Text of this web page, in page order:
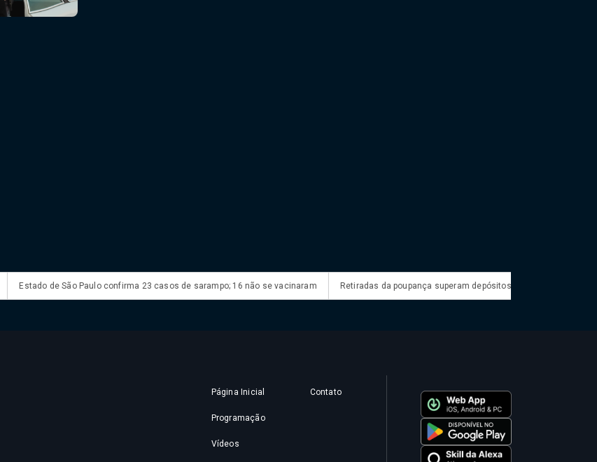
Estado de São Paulo confirma 23 casos de sarampo; 16 não se vacinaram Retiradas da poupança superam depósitos em R$ 7,15 bilhões em
Página Inicial
Programação
Vídeos
Contato